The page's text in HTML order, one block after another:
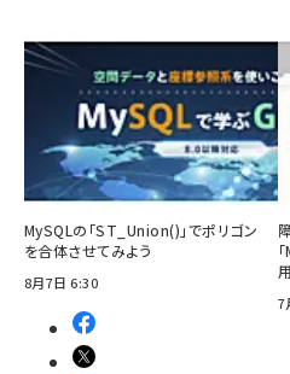
MySQLの「ST_Union()」でポリゴン
を合体させてみよう
8月7日 6:30
7